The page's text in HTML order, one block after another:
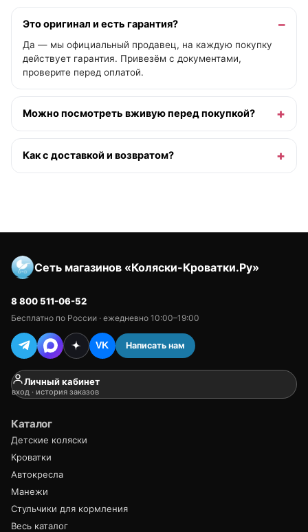
Это оригинал и есть гарантия?
Да — мы официальный продавец, на каждую покупку
действует гарантия. Привезём с документами,
проверите перед оплатой.
Можно посмотреть вживую перед покупкой?
Как с доставкой и возвратом?
Сеть магазинов «Коляски-Кроватки.Ру»
8 800 511-06-52
Бесплатно по России · ежедневно 10:00–19:00
VK Написать нам
Личный кабинет
вход · история заказов
Каталог
Детские коляски
Кроватки
Автокресла
Манежи
Стульчики для кормления
Весь каталог